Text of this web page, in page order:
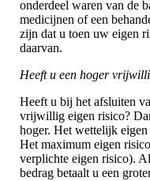
onderdeel waren van de
medicijnen of een
zijn dat u toen uw eigen
daarvan.
Heeft u een hoger
Heeft u bij het afsluiten
vrijwillig eigen risico?
hoger. Het wettelijk
Het maximum eigen
verplichte eigen risico).
bedrag betaalt u een